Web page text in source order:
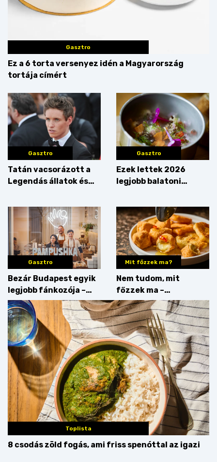
Gasztro
Ez a 6 torta versenyez idén a Magyarország
tortája címért
Gasztro
Tatán vacsorázott a
Legendás állatok és
Gasztro
Ezek lettek 2026
legjobb balatoni
végigkóstoltuk a
győzteseket
Gasztro
Bezár Budapest egyik
legjobb fánkozója –
búcsúzik a Pampushka
Mit főzzek ma?
Nem tudom, mit
főzzek ma –
Főszerepben a
camembert
Toplista
8 csodás zöld fogás, ami friss spenóttal az igazi